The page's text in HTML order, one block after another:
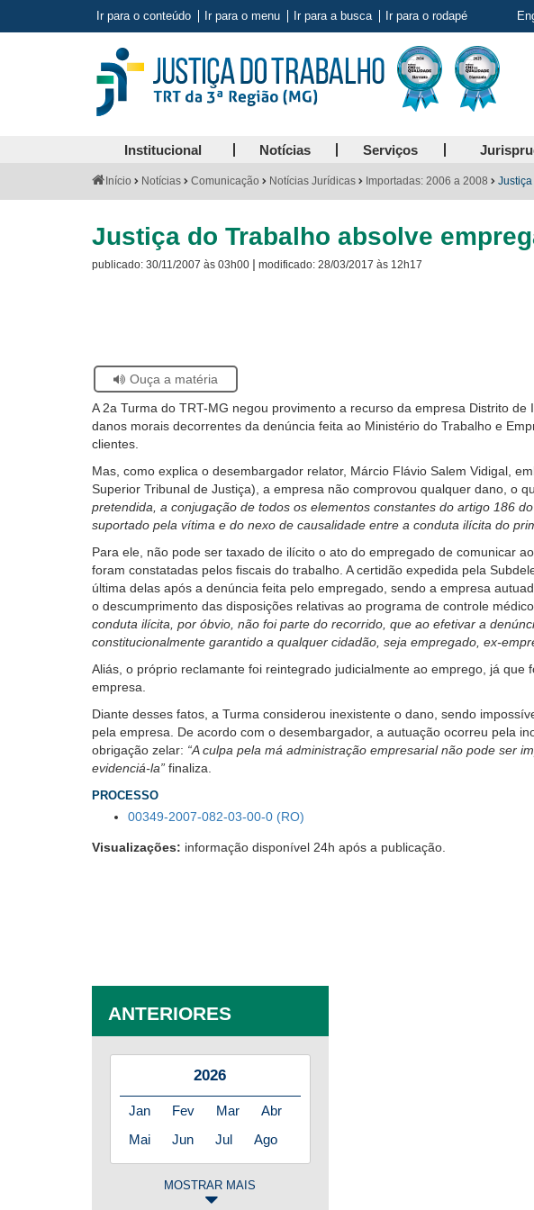
Ir para o conteúdo Ir para o menu Ir para a busca Ir para o rodapé
Institucional Notícias Serviços
VocêInício Notícias Comunicação Notícias Jurídicas Importadas: 2006 a 2008
Justiça do Trabalho absolve
publicado: 30/11/2007 às 03h00 | modificado: 28/03/2017 às 12h17
Acervo
Histórico
Se
estiver
usando
leitor
de
tela,
ignore
este
botão.
Ele
é
um
recurso
de
acessibilidade
para
pessoas
baixa
visão.
Ouça a matéria
A 2a Turma do TRT-MG negou provimento a recurso da empresa Distrito
danos morais decorrentes da denúncia feita ao Ministério do Trabalho e
clientes.
Mas, como explica o desembargador relator, Márcio Flávio Salem Vidigal,
Superior Tribunal de Justiça), a empresa não comprovou qualquer dano, o
pretendida, a conjugação de todos os elementos constantes do artigo 186
suportado pela vítima e do nexo de causalidade entre a conduta ilícita do
Para ele, não pode ser taxado de ilícito o ato do empregado de comunicar
foram constatadas pelos fiscais do trabalho. A certidão expedida pela
última delas após a denúncia feita pelo empregado, sendo a empresa
o descumprimento das disposições relativas ao programa de controle
conduta ilícita, por óbvio, não foi parte do recorrido, que ao efetivar a
constitucionalmente garantido a qualquer cidadão, seja empregado, ex-
Aliás, o próprio reclamante foi reintegrado judicialmente ao emprego, já
empresa.
Diante desses fatos, a Turma considerou inexistente o dano, sendo
pela empresa. De acordo com o desembargador, a autuação ocorreu pela
obrigação zelar: “A culpa pela má administração empresarial não pode ser
evidenciá-la” finaliza.
PROCESSO
00349-2007-082-03-00-0 (RO)
Visualizações: informação disponível 24h após a publicação.
ANTERIORES
2026
Jan Fev Mar
Abr
Mai
Jun Jul Ago
2025
MOSTRAR MAIS